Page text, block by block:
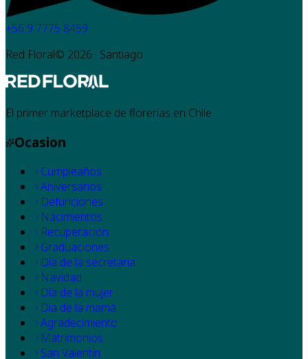
+56 9 7775 8459
Red Floral© 2026 · Santiago
El primer marketplace de florerías en Chile
Ocasion
Cumpleaños
Aniversarios
Defunciones
Nacimientos
Recuperación
Graduaciones
Día de la secretaria
Navidad
Día de la mujer
Dia de la mamá
Agradecimiento
Matrimonios
San Valentín